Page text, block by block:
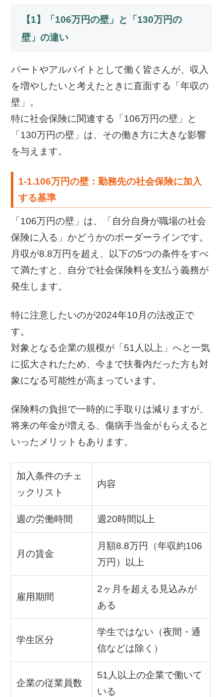
【1】「106万円の壁」と「130万円の
壁」の違い
パートやアルバイトとして働く皆さんが、収入
を増やしたいと考えたときに直面する「年収の
壁」。
特に社会保険に関連する「106万円の壁」と
「130万円の壁」は、その働き方に大きな影響
を与えます。
1-1.106万円の壁：勤務先の社会保険に加入
する基準
「106万円の壁」は、「自分自身が職場の社会
保険に入る」かどうかのボーダーラインです。
月収が8.8万円を超え、以下の5つの条件をすべ
て満たすと、自分で社会保険料を支払う義務が
発生します。
特に注意したいのが2024年10月の法改正で
す。
対象となる企業の規模が「51人以上」へと一気
に拡大されたため、今まで扶養内だった方も対
象になる可能性が高まっています。
保険料の負担で一時的に手取りは減りますが、
将来の年金が増える、傷病手当金がもらえると
いったメリットもあります。
加入条件のチェ
ックリスト
内容
週の労働時間 週20時間以上
月の賃金
月額8.8万円（年収約106
万円）以上
雇用期間
2ヶ月を超える見込みが
ある
学生区分
学生ではない（夜間・通
信などは除く）
企業の従業員数
51人以上の企業で働いて
いる